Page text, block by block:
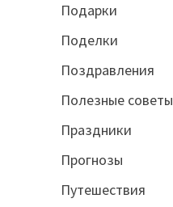
Подарки
Поделки
Поздравления
Полезные советы
Праздники
Прогнозы
Путешествия